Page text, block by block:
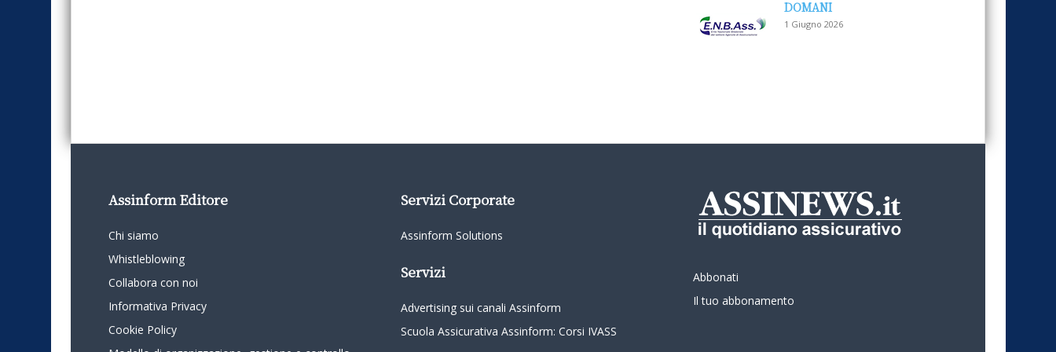
DOMANI
1 Giugno 2026
Assinform Editore
Chi siamo
Whistleblowing
Collabora con noi
Informativa Privacy
Cookie Policy
Servizi Corporate
Assinform Solutions
Servizi
Advertising sui canali Assinform
Scuola Assicurativa Assinform: Corsi IVASS
Abbonati
Il tuo abbonamento